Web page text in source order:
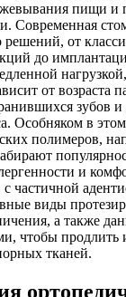
пищи и
Современная
решений, от
до
от возраста
зубов
Особняком в
полимеров,
и
частичной
виды
а также
чтобы
тканей.